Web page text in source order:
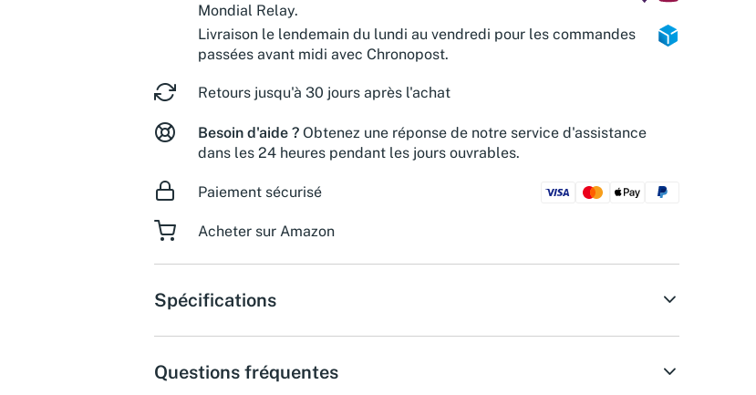
Mondial Relay.
Livraison le lendemain du lundi au vendredi pour les commandes
passées avant midi avec Chronopost.
Retours jusqu'à 30 jours après l'achat
Besoin d'aide ? Obtenez une réponse de notre service d'assistance
dans les 24 heures pendant les jours ouvrables.
Paiement sécurisé
Acheter sur Amazon
Spécifications
Questions fréquentes